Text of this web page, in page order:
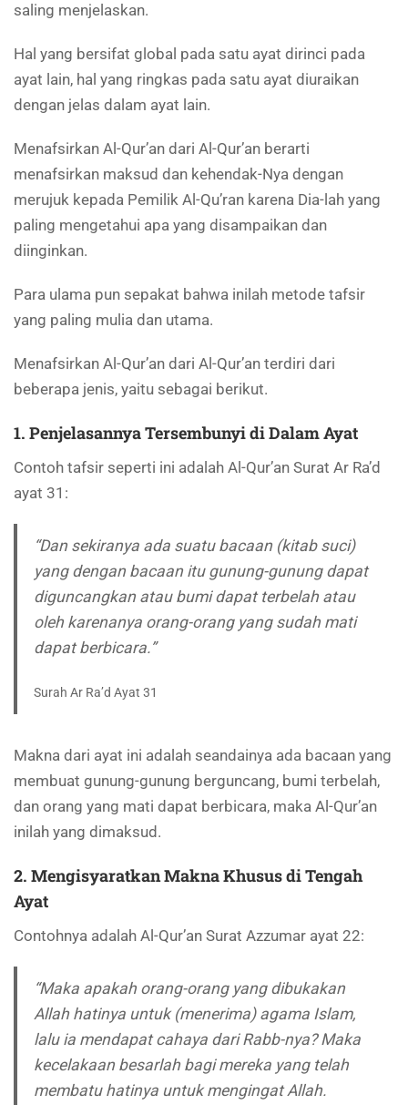
saling menjelaskan.
Hal yang bersifat global pada satu ayat dirinci pada
ayat lain, hal yang ringkas pada satu ayat diuraikan
dengan jelas dalam ayat lain.
Menafsirkan Al-Qur’an dari Al-Qur’an berarti
menafsirkan maksud dan kehendak-Nya dengan
merujuk kepada Pemilik Al-Qu’ran karena Dia-lah yang
paling mengetahui apa yang disampaikan dan
diinginkan.
Para ulama pun sepakat bahwa inilah metode tafsir
yang paling mulia dan utama.
Menafsirkan Al-Qur’an dari Al-Qur’an terdiri dari
beberapa jenis, yaitu sebagai berikut.
1. Penjelasannya Tersembunyi di Dalam Ayat
Contoh tafsir seperti ini adalah Al-Qur’an Surat Ar Ra’d
ayat 31:
“Dan sekiranya ada suatu bacaan (kitab suci)
yang dengan bacaan itu gunung-gunung dapat
diguncangkan atau bumi dapat terbelah atau
oleh karenanya orang-orang yang sudah mati
dapat berbicara.”
Surah Ar Ra’d Ayat 31
Makna dari ayat ini adalah seandainya ada bacaan yang
membuat gunung-gunung berguncang, bumi terbelah,
dan orang yang mati dapat berbicara, maka Al-Qur’an
inilah yang dimaksud.
2. Mengisyaratkan Makna Khusus di Tengah
Ayat
Contohnya adalah Al-Qur’an Surat Azzumar ayat 22:
“Maka apakah orang-orang yang dibukakan
Allah hatinya untuk (menerima) agama Islam,
lalu ia mendapat cahaya dari Rabb-nya? Maka
kecelakaan besarlah bagi mereka yang telah
membatu hatinya untuk mengingat Allah.